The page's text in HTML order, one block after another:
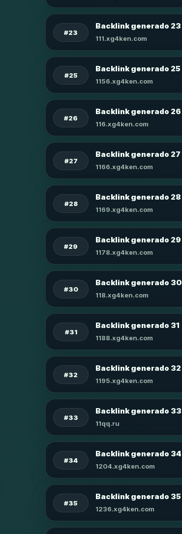
#23
Backlink generado 23
111.xg4ken.com
#25
Backlink generado 25
1156.xg4ken.com
#26
Backlink generado 26
116.xg4ken.com
#27
Backlink generado 27
1166.xg4ken.com
#28
Backlink generado 28
1169.xg4ken.com
#29
Backlink generado 29
1178.xg4ken.com
#30
Backlink generado 30
118.xg4ken.com
#31
Backlink generado 31
1188.xg4ken.com
#32
Backlink generado 32
1195.xg4ken.com
#33
Backlink generado 33
11qq.ru
#34
Backlink generado 34
1204.xg4ken.com
#35
Backlink generado 35
1236.xg4ken.com